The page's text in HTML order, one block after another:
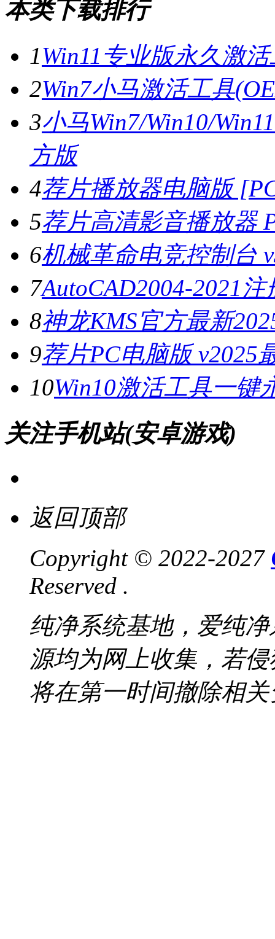
本类下载排行
1Win11专业版永久激
2Win7小马激活工具
3小马Win7/Win10/
方版
4荐片播放器电脑版
5荐片高清影音播放器
6机械革命电竞控制台
7AutoCAD2004-2021
8神龙KMS官方最新
9荐片PC电脑版 v2025
10Win10激活工具一键
关注手机站(安卓游戏)
返回顶部
Copyright © 2022-2027
Reserved .
纯净系统基地，爱纯
源均为网上收集，若
将在第一时间撤除相